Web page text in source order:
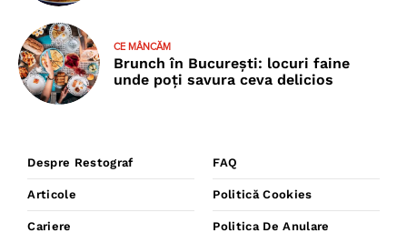
CE MÂNCĂM
Brunch în București: locuri faine
unde poţi savura ceva delicios
Despre Restograf
Articole
Cariere
FAQ
Politică Cookies
Politica De Anulare